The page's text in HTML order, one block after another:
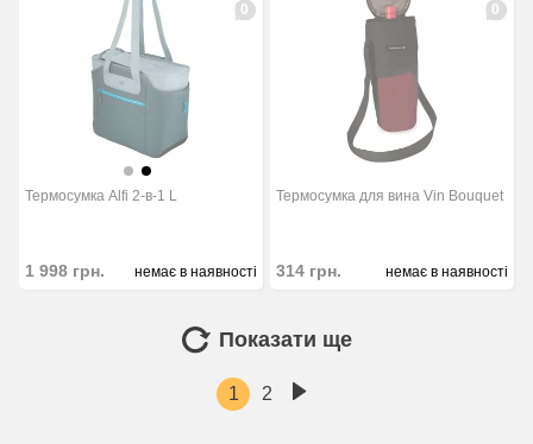
0
Термосумка Alfi 2-в-1 L
1 998 грн. немає в наявності
0
Термосумка для вина Vin Bouquet
314 грн. немає в наявності
Показати ще
1 2